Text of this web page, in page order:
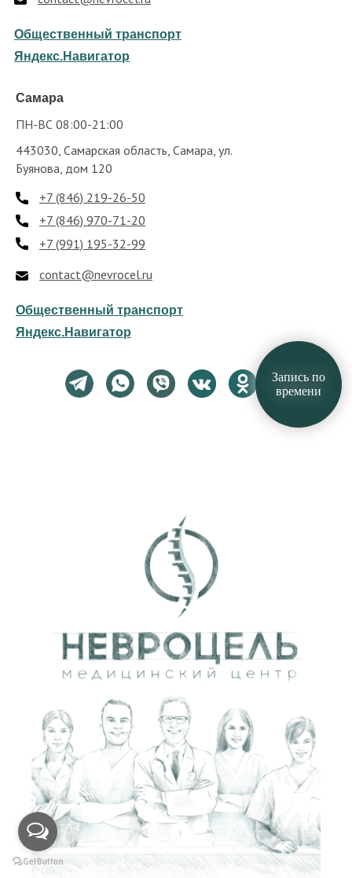
Общественный транспорт
Яндекс.Навигатор
443030, Самарская область, Самара, ул.
Буянова, дом 120
Самара
Общественный транспорт
Яндекс.Навигатор
+7 (846) 219-26-50
contact@nevrocel.ru
ПН-ВС 08:00-21:00
+7 (846) 970-71-20
+7 (991) 195-32-99
Запись по
времени